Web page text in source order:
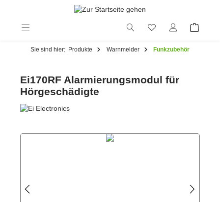
Sie sind hier: Produkte Warnmelder Funkzubehör
Ei170RF Alarmierungsmodul für
Hörgeschädigte
Bildergalerie überspringen